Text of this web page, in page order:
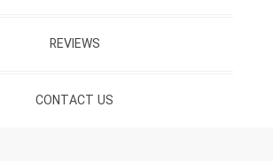
REVIEWS
CONTACT US